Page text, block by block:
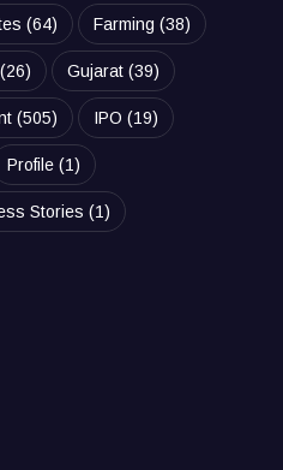
(64) Farming (38)
(26) Gujarat (39)
(505) IPO (19)
Profile (1)
Stories (1)